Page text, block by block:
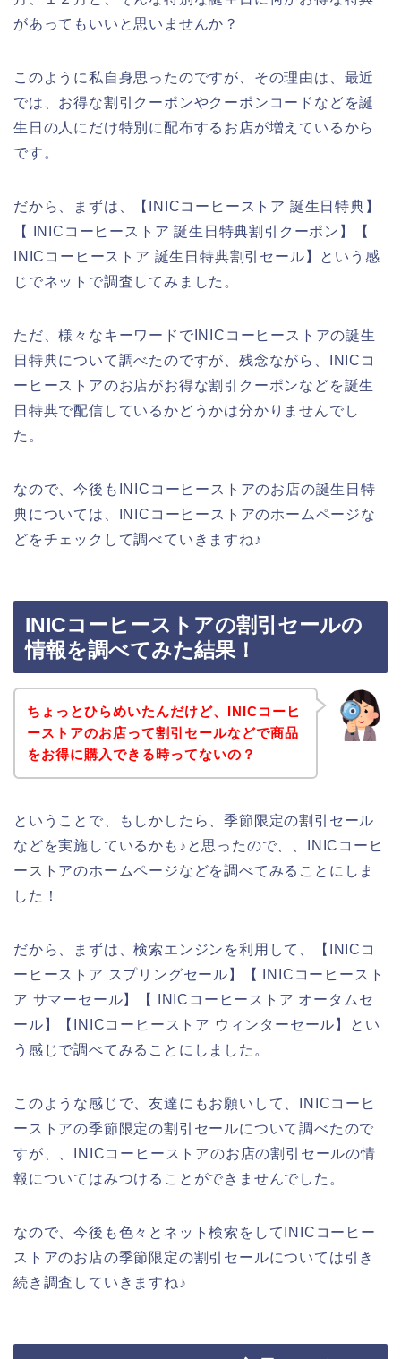
があってもいいと思いませんか？
このように私自身思ったのですが、その理由は、最近
では、お得な割引クーポンやクーポンコードなどを誕
生日の人にだけ特別に配布するお店が増えているから
です。
だから、まずは、【INICコーヒーストア 誕生日特典】
【 INICコーヒーストア 誕生日特典割引クーポン】【
INICコーヒーストア 誕生日特典割引セール】という感
じでネットで調査してみました。
ただ、様々なキーワードでINICコーヒーストアの誕生
日特典について調べたのですが、残念ながら、INICコ
ーヒーストアのお店がお得な割引クーポンなどを誕生
日特典で配信しているかどうかは分かりませんでし
た。
なので、今後もINICコーヒーストアのお店の誕生日特
典については、INICコーヒーストアのホームページな
どをチェックして調べていきますね♪
INICコーヒーストアの割引セールの
情報を調べてみた結果！
ちょっとひらめいたんだけど、INICコーヒ
ーストアのお店って割引セールなどで商品
をお得に購入できる時ってないの？
ということで、もしかしたら、季節限定の割引セール
などを実施しているかも♪と思ったので、、INICコーヒ
ーストアのホームページなどを調べてみることにしま
した！
だから、まずは、検索エンジンを利用して、【INICコ
ーヒーストア スプリングセール】【 INICコーヒースト
ア サマーセール】【 INICコーヒーストア オータムセ
ール】【INICコーヒーストア ウィンターセール】とい
う感じで調べてみることにしました。
このような感じで、友達にもお願いして、INICコーヒ
ーストアの季節限定の割引セールについて調べたので
すが、、INICコーヒーストアのお店の割引セールの情
報についてはみつけることができませんでした。
なので、今後も色々とネット検索をしてINICコーヒー
ストアのお店の季節限定の割引セールについては引き
続き調査していきますね♪